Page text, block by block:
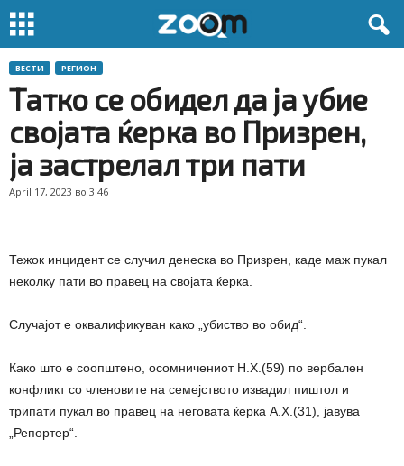
ВЕСТИ РЕГИОН
Татко се обидел да ја убие
својата ќерка во Призрен,
ја застрелал три пати
April 17, 2023 во 3:46
Тежок инцидент се случил денеска во Призрен, каде маж пукал
неколку пати во правец на својата ќерка.
Случајот е оквалификуван како „убиство во обид“.
Како што е соопштено, осомничениот Н.Х.(59) по вербален
конфликт со членовите на семејството извадил пиштол и
трипати пукал во правец на неговата ќерка А.Х.(31), јавува
„Репортер“.